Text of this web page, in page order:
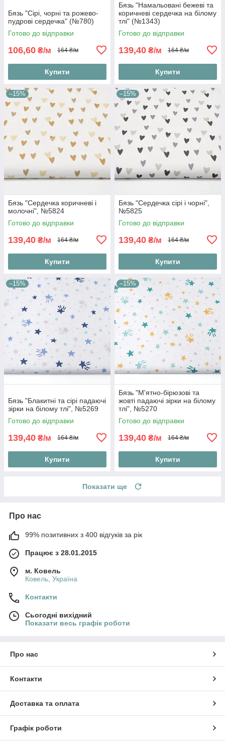
Бязь "Сірі, чорні та рожево-
пудрові сердечка" (№780)
Готово до відправки
106,60 ₴/м 164 ₴/м
Купити
Бязь "Намальовані бежеві та
коричневі сердечка на білому
тлі" (№1343)
Готово до відправки
139,40 ₴/м 164 ₴/м
Купити
–15%
Бязь "Сердечка коричневі і
молочні", №5824
Готово до відправки
139,40 ₴/м 164 ₴/м
Купити
–15%
Бязь "Сердечка сірі і чорні",
№5825
Готово до відправки
139,40 ₴/м 164 ₴/м
Купити
–15%
Бязь "Блакитні та сірі падаючі
зірки на білому тлі", №5269
Готово до відправки
139,40 ₴/м 164 ₴/м
Купити
–15%
Бязь "М'ятно-бірюзові та
жовті падаючі зірки на білому
тлі", №5270
Готово до відправки
139,40 ₴/м 164 ₴/м
Купити
Показати ще
Про нас
99% позитивних з 400 відгуків за рік
Працює з 28.01.2015
м. Ковель
Ковель, Україна
Контакти
Сьогодні вихідний
Показати весь графік роботи
Про нас
Контакти
Доставка та оплата
Графік роботи